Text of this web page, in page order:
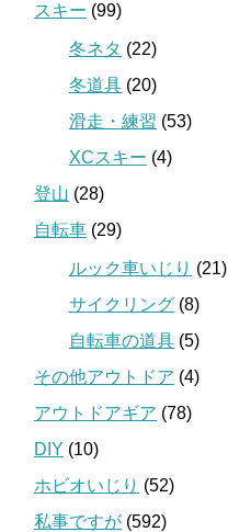
スキー (99)
冬ネタ (22)
冬道具 (20)
滑走・練習 (53)
XCスキー (4)
登山 (28)
自転車 (29)
ルック車いじり (21)
サイクリング (8)
自転車の道具 (5)
その他アウトドア (4)
アウトドアギア (78)
DIY (10)
ホビオいじり (52)
私事ですが (592)